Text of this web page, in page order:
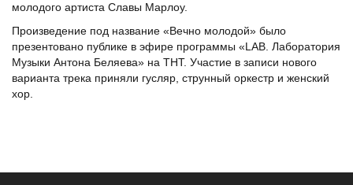
молодого артиста Славы Марлоу.
Произведение под название «Вечно молодой» было
презентовано публике в эфире программы «LAB. Лаборатория
Музыки Антона Беляева» на ТНТ. Участие в записи нового
варианта трека приняли гусляр, струнный оркестр и женский
хор.